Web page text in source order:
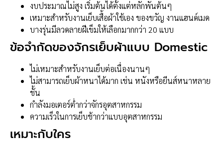
งบประมาณไม่สูง เริ่มต้นได้ตั้งแต่หลักพันต้นๆ
เหมาะสำหรับงานเย็บเสื้อผ้าใช้เอง ของขวัญ งานแฮนด์เมด
บางรุ่นมีลวดลายฝีเข็มให้เลือกมากกว่า 20 แบบ
ข้อจำกัดของจักรเย็บผ้าแบบ Domestic
ไม่เหมาะสำหรับงานเย็บต่อเนื่องนานๆ
ไม่สามารถเย็บผ้าหนาได้มาก เช่น หนังหรือยีนส์หนาหลาย
ชั้น
กำลังมอเตอร์ต่ำกว่าจักรอุตสาหกรรม
ความเร็วในการเย็บช้ากว่าแบบอุตสาหกรรม
เหมาะกับใคร